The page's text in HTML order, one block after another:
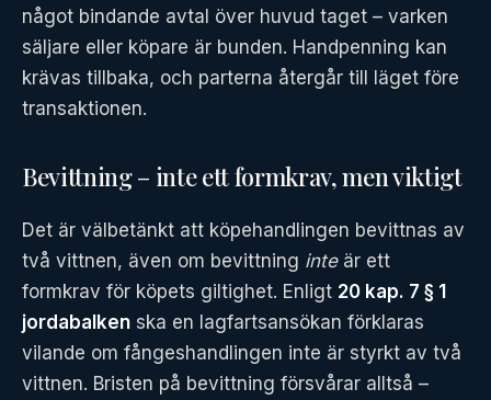
något bindande avtal över huvud taget – varken
säljare eller köpare är bunden. Handpenning kan
krävas tillbaka, och parterna återgår till läget före
transaktionen.
Bevittning – inte ett formkrav, men viktigt
Det är välbetänkt att köpehandlingen bevittnas av
två vittnen, även om bevittning inteär ett
formkrav för köpets giltighet. Enligt 20 kap. 7 § 1
jordabalken ska en lagfartsansökan förklaras
vilande om fångeshandlingen inte är styrkt av två
vittnen. Bristen på bevittning försvårar alltså –